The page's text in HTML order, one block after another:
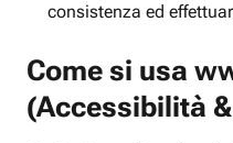
consistenza ed
Come si usa
(Accessibilità